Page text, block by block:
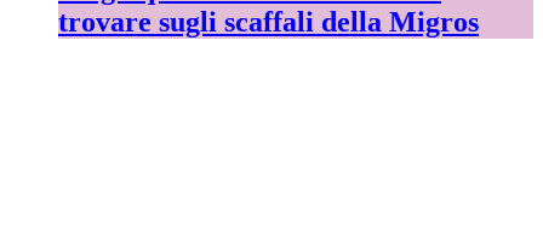
trovare sugli scaffali della Migros